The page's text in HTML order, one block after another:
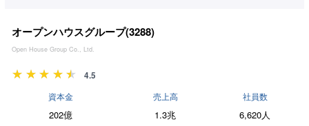
オープンハウスグループ(3288)
Open House Group Co., Ltd.
4.5
資本金
202億
売上高
1.3兆
社員数
6,620人